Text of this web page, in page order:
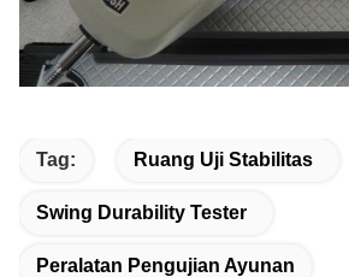
Tag: Ruang Uji Stabilitas
Swing Durability Tester
Peralatan Pengujian Ayunan